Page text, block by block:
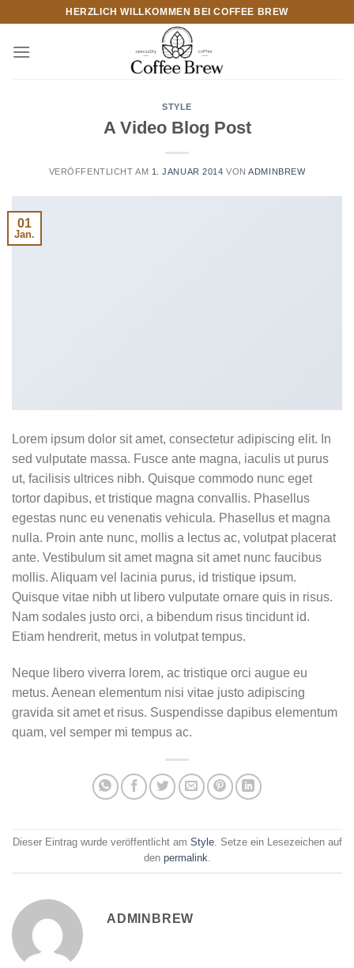
springen
HERZLICH WILLKOMMEN BEI COFFEE BREW
STYLE
A Video Blog Post
VERÖFFENTLICHT AM 1. JANUAR 2014 VONADMINBREW
01
Jan.
Lorem ipsum dolor sit amet, consectetur adipiscing elit. In
sed vulputate massa. Fusce ante magna, iaculis ut purus
ut, facilisis ultrices nibh. Quisque commodo nunc eget
tortor dapibus, et tristique magna convallis. Phasellus
egestas nunc eu venenatis vehicula. Phasellus et magna
nulla. Proin ante nunc, mollis a lectus ac, volutpat placerat
ante. Vestibulum sit amet magna sit amet nunc faucibus
mollis. Aliquam vel lacinia purus, id tristique ipsum.
Quisque vitae nibh ut libero vulputate ornare quis in risus.
Nam sodales justo orci, a bibendum risus tincidunt id.
Etiam hendrerit, metus in volutpat tempus.
Neque libero viverra lorem, ac tristique orci augue eu
metus. Aenean elementum nisi vitae justo adipiscing
gravida sit amet et risus. Suspendisse dapibus elementum
quam, vel semper mi tempus ac.
Dieser Eintrag wurde veröffentlicht am Style. Setze ein Lesezeichen auf
den permalink.
ADMINBREW